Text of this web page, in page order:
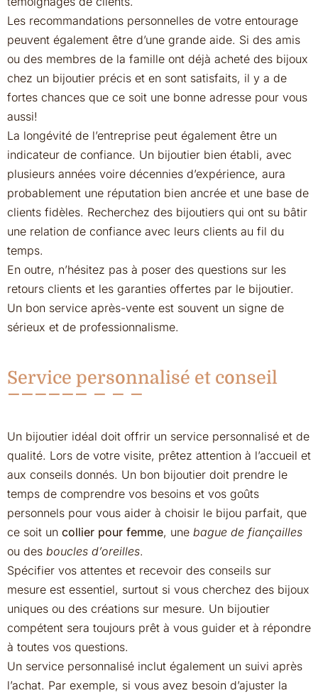
Les recommandations personnelles de votre entourage
peuvent également être d’une grande aide. Si des amis
ou des membres de la famille ont déjà acheté des bijoux
chez un bijoutier précis et en sont satisfaits, il y a de
fortes chances que ce soit une bonne adresse pour vous
aussi!
La longévité de l’entreprise peut également être un
indicateur de confiance. Un bijoutier bien établi, avec
plusieurs années voire décennies d’expérience, aura
probablement une réputation bien ancrée et une base de
clients fidèles. Recherchez des bijoutiers qui ont su bâtir
une relation de confiance avec leurs clients au fil du
temps.
En outre, n’hésitez pas à poser des questions sur les
retours clients et les garanties offertes par le bijoutier.
Un bon service après-vente est souvent un signe de
sérieux et de professionnalisme.
Service personnalisé et conseil
Un bijoutier idéal doit offrir un service personnalisé et de
qualité. Lors de votre visite, prêtez attention à l’accueil et
aux conseils donnés. Un bon bijoutier doit prendre le
temps de comprendre vos besoins et vos goûts
personnels pour vous aider à choisir le bijou parfait, que
ce soit un collier pour femme, une bague de fiançailles
ou des boucles d’oreilles.
Spécifier vos attentes et recevoir des conseils sur
mesure est essentiel, surtout si vous cherchez des bijoux
uniques ou des créations sur mesure. Un bijoutier
compétent sera toujours prêt à vous guider et à répondre
à toutes vos questions.
Un service personnalisé inclut également un suivi après
l’achat. Par exemple, si vous avez besoin d’ajuster la